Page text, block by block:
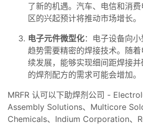
了新的机遇。汽车、电信和消
区的兴起预计将推动市场增长。
电子元件微型化：电子设备向
趋势需要精密的焊接技术。随
续发展，能够实现细间距焊接
的焊剂配方的需求可能会增加。
MRFR 认可以下助焊剂公司 -
Assembly Solutions、Multicore
Chemicals、Indium Corporation、